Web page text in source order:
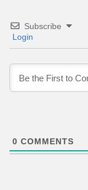
Subscribe
Login
0 COMMENTS